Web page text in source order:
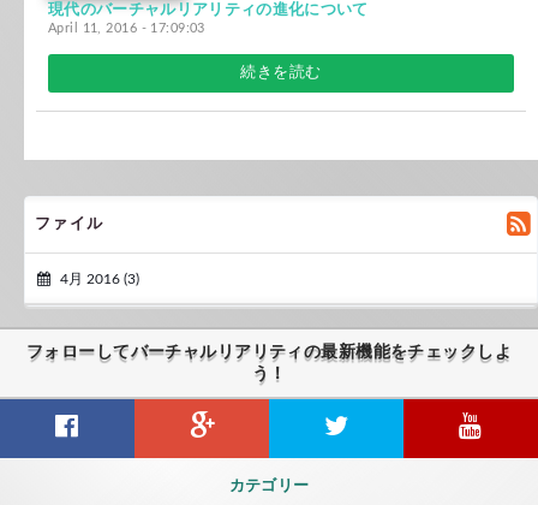
現代のバーチャルリアリティの進化について
April 11, 2016 - 17:09:03
続きを読む
ファイル
4月 2016 (3)
フォローしてバーチャルリアリティの最新機能をチェックしよ
う！
カテゴリー